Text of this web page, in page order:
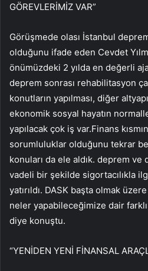
GÖREVLERİMİZ VAR”
Görüşmede olası İstanbul
olduğunu ifade eden Cevdet
önümüzdeki 2 yılda en değerli
deprem sonrası rehabilitasyon
konutların yapılması, diğer
ekonomik sosyal hayatın
yapılacak çok iş var.Finans
sorumluluklar olduğunu tekrar
konuları da ele aldık. deprem
vadeli bir şekilde sigortacılıkla
yatırıldı. DASK başta olmak
neler yapabileceğimize dair farklı
diye konuştu.
“YENİDEN YENİ FİNANSAL